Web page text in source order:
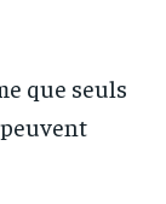
que seuls